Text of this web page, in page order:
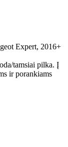
Expert, 2016+
tamsiai pilka. Į
ir porankiams